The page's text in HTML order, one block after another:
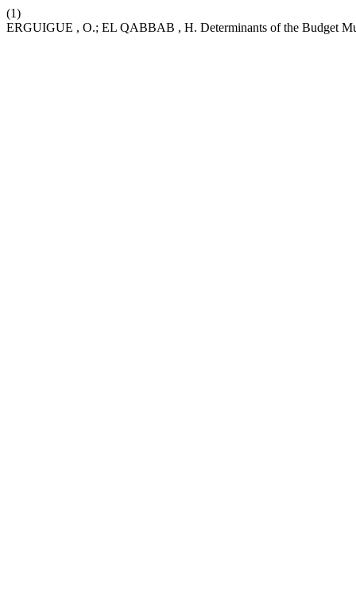
(1)
ERGUIGUE , O.; EL QABBAB , H. Determinants of the Budget